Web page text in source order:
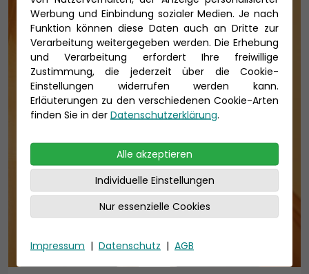
Werbung und Einbindung sozialer Medien. Je nach
Funktion können diese Daten auch an Dritte zur
Verarbeitung weitergegeben werden. Die Erhebung
und Verarbeitung erfordert Ihre freiwillige
Zustimmung, die jederzeit über die Cookie-
Einstellungen widerrufen werden kann.
Erläuterungen zu den verschiedenen Cookie-Arten
finden Sie in der Datenschutzerklärung.
Alle akzeptieren
Individuelle Einstellungen
Nur essenzielle Cookies
Impressum | Datenschutz | AGB